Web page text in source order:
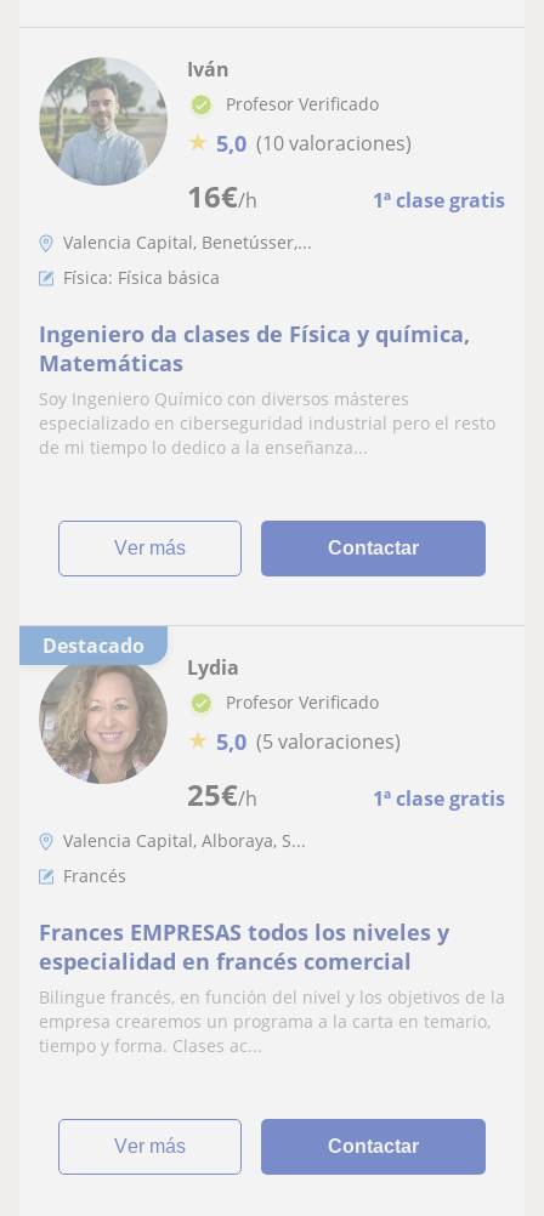
16€/h 1ª clase gratis
Iván
Profesor Verificado
★ 5,0 (10 valoraciones)
Valencia Capital, Benetússer,...
Física: Física básica
Ingeniero da clases de Física y química,
Matemáticas
Soy Ingeniero Químico con diversos másteres
especializado en ciberseguridad industrial pero el resto
de mi tiempo lo dedico a la enseñanza...
ver más Contactar
Destacado
25€/h 1ª clase gratis
Lydia
Profesor Verificado
★ 5,0 (5 valoraciones)
Valencia Capital, Alboraya, S...
Francés
Frances EMPRESAS todos los niveles y
especialidad en francés comercial
Bilingue francés, en función del nivel y los objetivos de la
empresa crearemos un programa a la carta en temario,
tiempo y forma. Clases ac...
ver más Contactar